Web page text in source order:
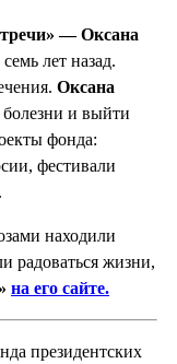
— Оксана
лет назад.
Оксана
болезни и выйти
фонда:
фестивали
находили
радоваться жизни,
на его сайте.
президентских